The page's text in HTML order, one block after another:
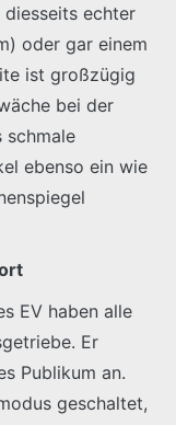
echter
oder gar einem
ist großzügig
bei der
schmale
ebenso ein wie
EV haben alle
Er
Publikum an.
geschaltet,